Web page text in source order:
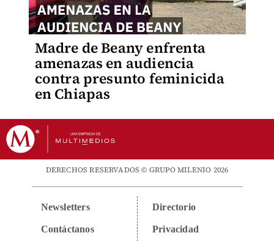
Madre de Beany enfrenta
amenazas en audiencia
contra presunto feminicida
en Chiapas
DERECHOS RESERVADOS © GRUPO MILENIO 2026
Newsletters
Contáctanos
Directorio
Privacidad